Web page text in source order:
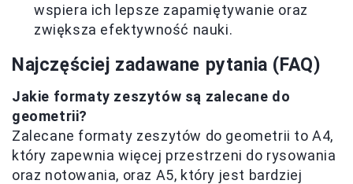
wspiera ich lepsze zapamiętywanie oraz
zwiększa efektywność nauki.
Najczęściej zadawane pytania (FAQ)
Jakie formaty zeszytów są zalecane do
geometrii?
Zalecane formaty zeszytów do geometrii to A4,
który zapewnia więcej przestrzeni do rysowania
oraz notowania, oraz A5, który jest bardziej